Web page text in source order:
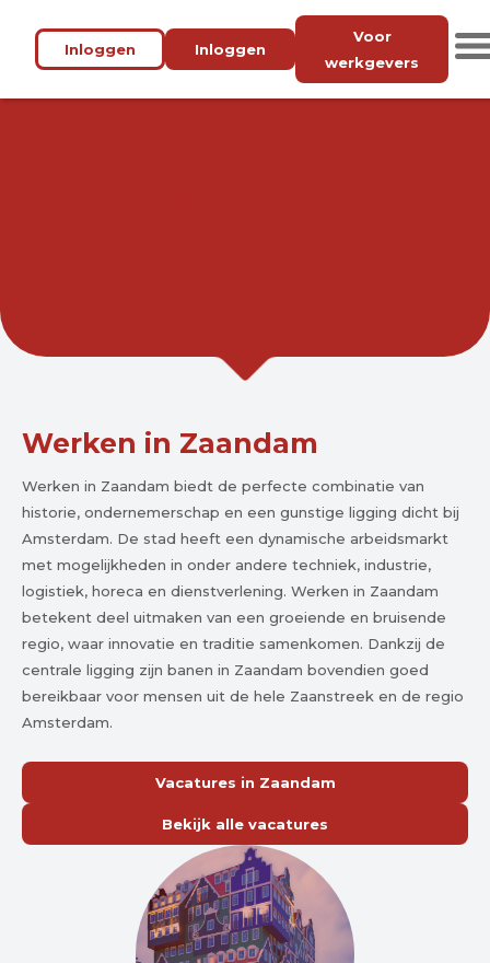
Inloggen Inloggen
Voor
werkgevers
Werken in Zaandam
Werken in Zaandam biedt de perfecte combinatie van
historie, ondernemerschap en een gunstige ligging dicht bij
Amsterdam. De stad heeft een dynamische arbeidsmarkt
met mogelijkheden in onder andere techniek, industrie,
logistiek, horeca en dienstverlening. Werken in Zaandam
betekent deel uitmaken van een groeiende en bruisende
regio, waar innovatie en traditie samenkomen. Dankzij de
centrale ligging zijn banen in Zaandam bovendien goed
bereikbaar voor mensen uit de hele Zaanstreek en de regio
Amsterdam.
Vacatures in Zaandam
Bekijk alle vacatures